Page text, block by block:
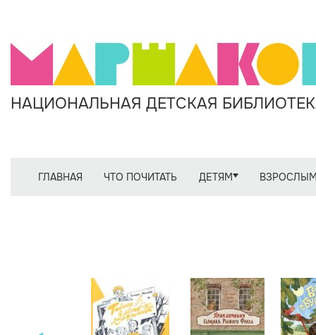
НАЦИОНАЛЬНАЯ ДЕТСКАЯ
ГЛАВНАЯ ЧТО ПОЧИТАТЬ ДЕТЯМ